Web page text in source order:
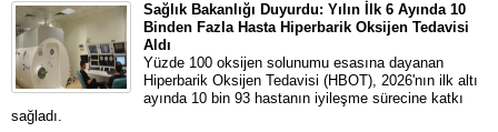
Sağlık Bakanlığı Duyurdu: Yılın İlk 6 Ayında 10
Binden Fazla Hasta Hiperbarik Oksijen Tedavisi
Aldı
Yüzde 100 oksijen solunumu esasına dayanan
Hiperbarik Oksijen Tedavisi (HBOT), 2026'nın ilk altı
ayında 10 bin 93 hastanın iyileşme sürecine katkı
sağladı.